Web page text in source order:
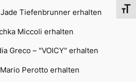
Tiefenbrunner erhalten
Miccoli erhalten
Greco – "VOICY" erhalten
Perotto erhalten